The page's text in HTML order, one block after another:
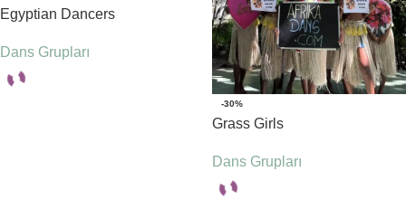
Egyptian Dancers
Dans Grupları
-30%
Grass Girls
Dans Grupları